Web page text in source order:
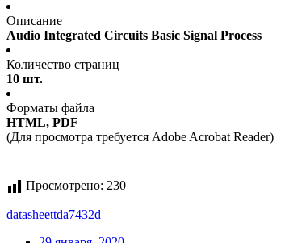
Описание
Audio Integrated Circuits Basic Signal Process
Количество страниц
10 шт.
Форматы файла
HTML, PDF
(Для просмотра требуется Adobe Acrobat Reader)
Просмотрено: 230
datasheettda7432d